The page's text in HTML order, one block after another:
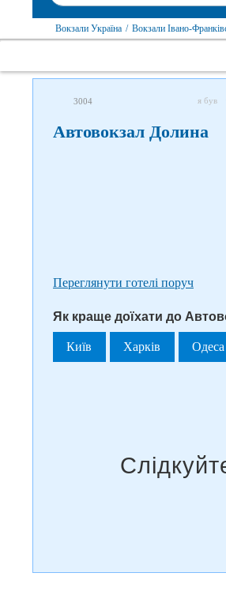
Вокзали Україна / Вокзали Івано-
3004 я був
Автовокзал Долина
Переглянути готелі поруч
Як краще доїхати до
Київ Харків Одеса